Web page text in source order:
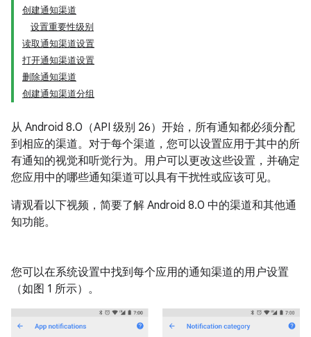
创建通知渠道
设置重要性级别
读取通知渠道设置
打开通知渠道设置
删除通知渠道
创建通知渠道分组
从 Android 8.0（API 级别 26）开始，所有通知都必须分配
到相应的渠道。对于每个渠道，您可以设置应用于其中的所
有通知的视觉和听觉行为。用户可以更改这些设置，并确定
您应用中的哪些通知渠道可以具有干扰性或应该可见。
请观看以下视频，简要了解 Android 8.0 中的渠道和其他通
知功能。
您可以在系统设置中找到每个应用的通知渠道的用户设置
（如图 1 所示）。